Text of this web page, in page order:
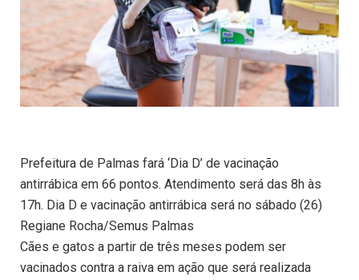
Prefeitura de Palmas fará ‘Dia D’ de vacinação
antirrábica em 66 pontos. Atendimento será das 8h às
17h. Dia D e vacinação antirrábica será no sábado (26)
Regiane Rocha/Semus Palmas
Cães e gatos a partir de três meses podem ser
vacinados contra a raiva em ação que será realizada